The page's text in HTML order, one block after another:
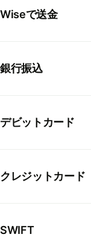
Wiseで送金
銀行振込
デビットカード
クレジットカード
SWIFT